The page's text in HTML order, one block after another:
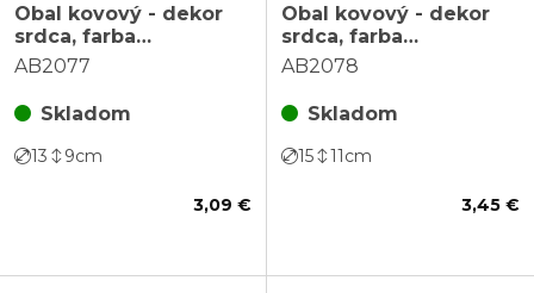
Obal kovový - dekor
srdca, farba
strieborno-biela
AB2077
Skladom
13 9cm
3,09 €
Obal kovový - dekor
srdca, farba
strieborno-biela
AB2078
Skladom
15 11cm
3,45 €